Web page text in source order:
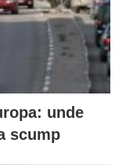
unde
scump